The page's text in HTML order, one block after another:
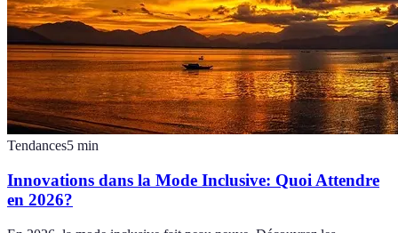
Tendances5 min
Innovations dans la Mode Inclusive: Quoi Attendre
en 2026?